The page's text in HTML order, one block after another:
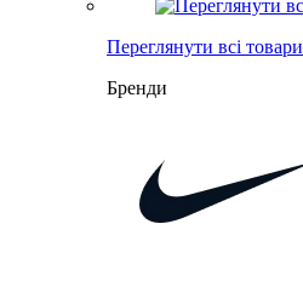
Переглянути всі товари
Бренди